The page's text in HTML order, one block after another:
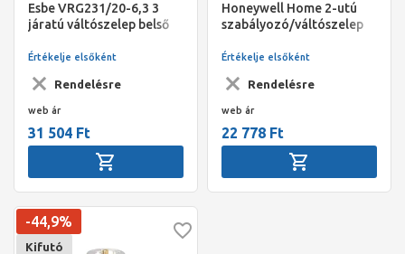
Esbe VRG231/20-6,3 3
járatú váltószelep belső
Rendelésre
Értékelje elsőként
web ár
31 504 Ft
Honeywell Home 2-utú
szabályozó/váltószelep
(motor külön), 1/2", BM,
Rendelésre
Értékelje elsőként
web ár
22 778 Ft
-44,9%
Kifutó